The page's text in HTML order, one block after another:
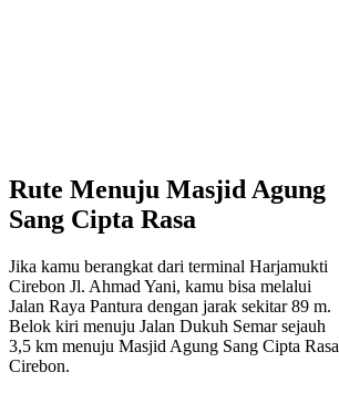
Rute Menuju Masjid Agung
Sang Cipta Rasa
Jika kamu berangkat dari terminal Harjamukti
Cirebon Jl. Ahmad Yani, kamu bisa melalui
Jalan Raya Pantura dengan jarak sekitar 89 m.
Belok kiri menuju Jalan Dukuh Semar sejauh
3,5 km menuju Masjid Agung Sang Cipta Rasa
Cirebon.